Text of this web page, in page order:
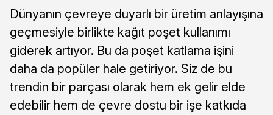
Dünyanın çevreye duyarlı bir üretim anlayışına
geçmesiyle birlikte kağıt poşet kullanımı
giderek artıyor. Bu da poşet katlama işini
daha da popüler hale getiriyor. Siz de bu
trendin bir parçası olarak hem ek gelir elde
edebilir hem de çevre dostu bir işe katkıda